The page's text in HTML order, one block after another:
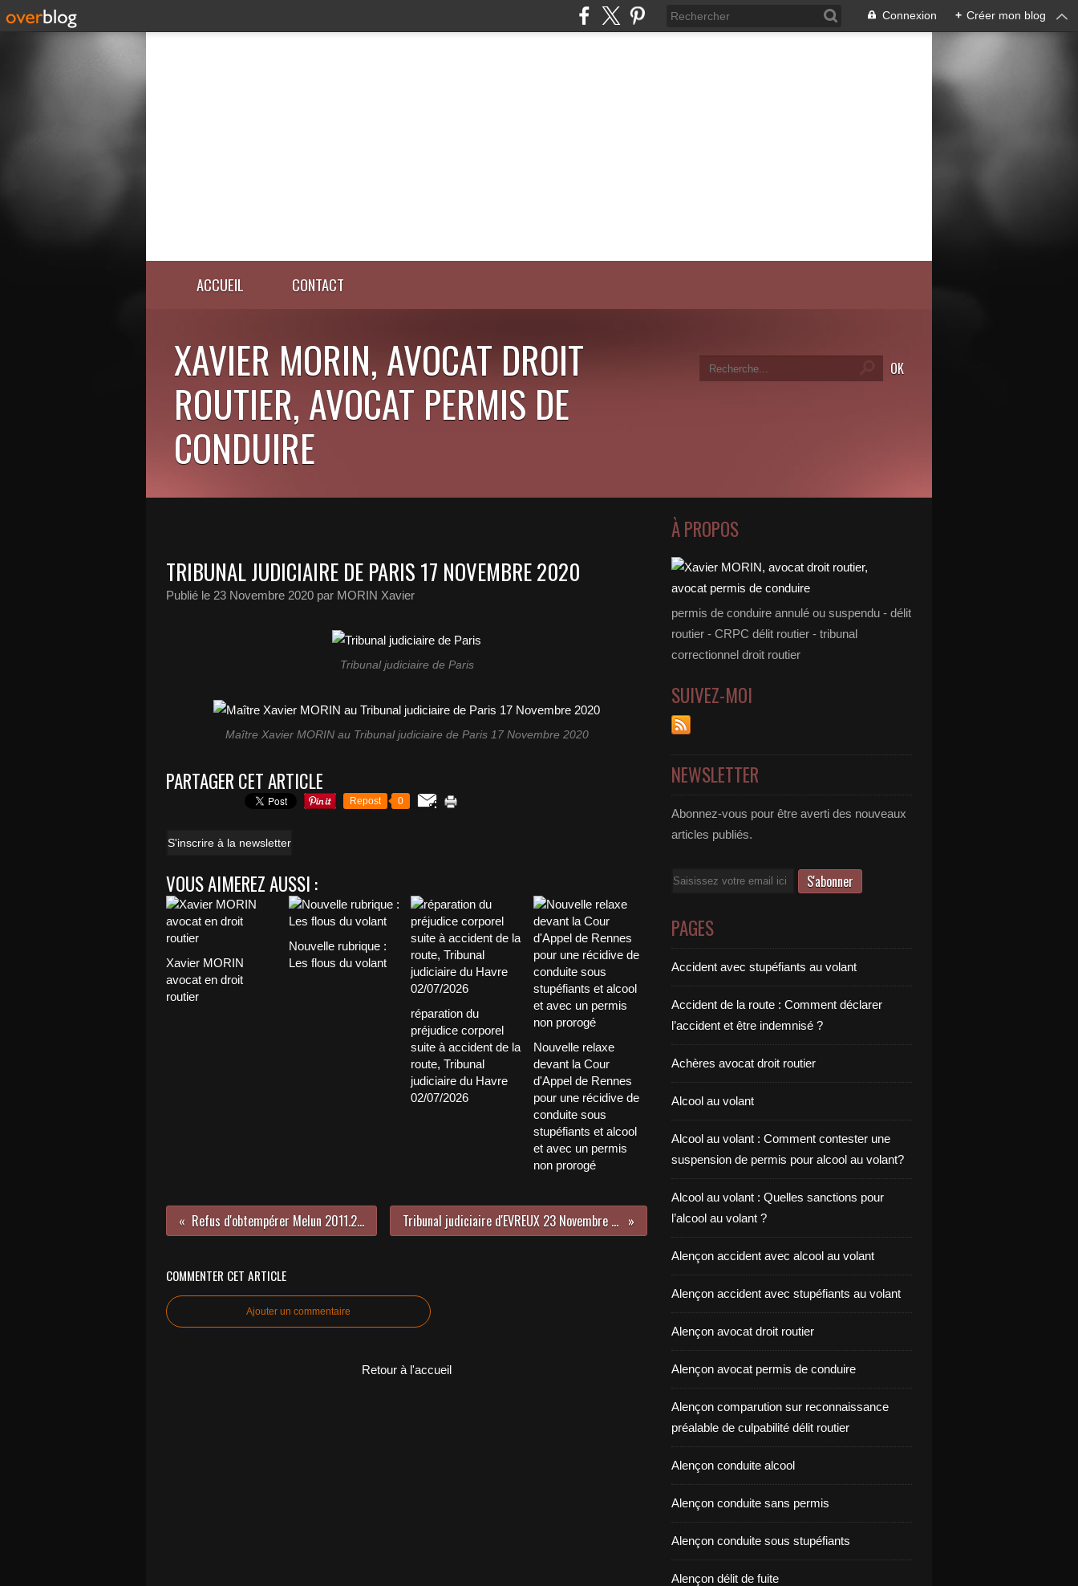
Connexion + Créer mon blog
ACCUEIL CONTACT
XAVIER MORIN, AVOCAT DROIT
ROUTIER, AVOCAT PERMIS DE
CONDUIRE
TRIBUNAL JUDICIAIRE DE PARIS 17 NOVEMBRE 2020
Publié le 23 Novembre 2020 par MORIN Xavier
Tribunal judiciaire de Paris
Maître Xavier MORIN au Tribunal judiciaire de Paris 17 Novembre 2020
PARTAGER CET ARTICLE
Repost 0
S'inscrire à la newsletter
VOUS AIMEREZ AUSSI :
Xavier MORIN
avocat en droit
routier
Nouvelle rubrique :
Les flous du volant
réparation du
préjudice corporel
suite à accident de la
route, Tribunal
judiciaire du Havre
02/07/2026
Nouvelle relaxe
devant la Cour
d'Appel de Rennes
pour une récidive de
conduite sous
stupéfiants et alcool
et avec un permis
non prorogé
Refus d'obtempérer Melun 2011.2020 Tribunal judiciaire d'EVREUX 23 Novembre 2020
COMMENTER CET ARTICLE
Ajouter un commentaire
Retour à l'accueil
À PROPOS
permis de conduire annulé ou suspendu - délit
routier - CRPC délit routier - tribunal
correctionnel droit routier
SUIVEZ-MOI
NEWSLETTER
Abonnez-vous pour être averti des nouveaux
articles publiés.
Email
PAGES
Accident avec stupéfiants au volant
Accident de la route : Comment déclarer
l’accident et être indemnisé ?
Achères avocat droit routier
Alcool au volant
Alcool au volant : Comment contester une
suspension de permis pour alcool au volant?
Alcool au volant : Quelles sanctions pour
l’alcool au volant ?
Alençon accident avec alcool au volant
Alençon accident avec stupéfiants au volant
Alençon avocat droit routier
Alençon avocat permis de conduire
Alençon comparution sur reconnaissance
préalable de culpabilité délit routier
Alençon conduite alcool
​​​​​​​Alençon conduite sans permis
Alençon conduite sous stupéfiants
Alençon délit de fuite